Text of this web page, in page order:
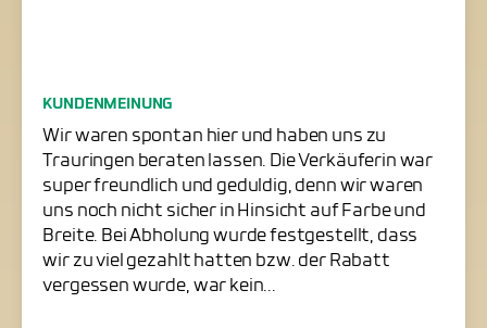
Freundliche Trauringschmiede
in Paderborn
KUNDENMEINUNG
Wir waren spontan hier und haben uns zu
Trauringen beraten lassen. Die Verkäuferin war
super freundlich und geduldig, denn wir waren
uns noch nicht sicher in Hinsicht auf Farbe und
Breite. Bei Abholung wurde festgestellt, dass
wir zu viel gezahlt hatten bzw. der Rabatt
vergessen wurde, war kein...